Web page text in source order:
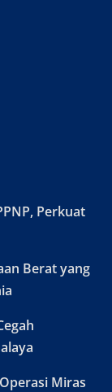
Perkuat
Berat yang
Miras